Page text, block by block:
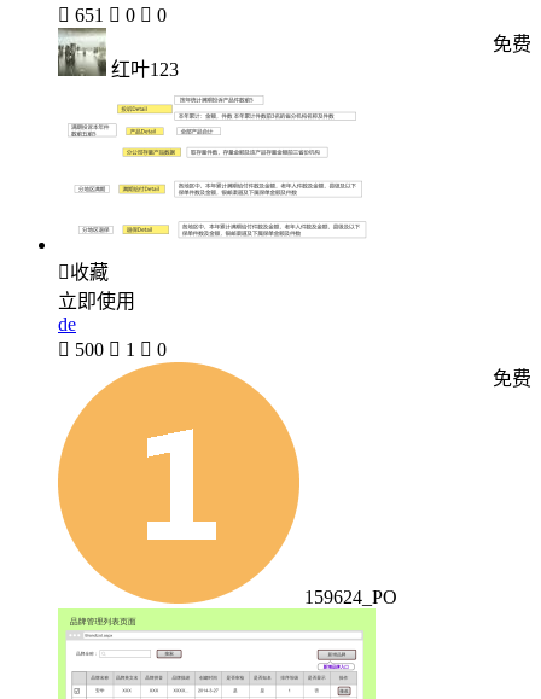
 651  0  0
红叶123
免费
收藏
立即使用
de
 500  1  0
159624_PO
免费